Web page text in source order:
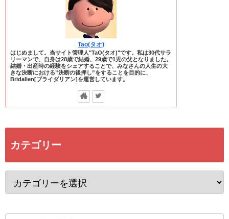
Tao(タオ)
はじめまして。当サイト管理人"TaO(タオ)"です。私は30代サラ
リーマンで、自身は28歳で結婚、29歳で1児の父となりました。
結婚・出産時の経験をシェアすることで、みなさんの人生の大
きな決断における”決断の後押し”をすることを目的に、
Bridalien[ブライダリアン]を運営しています。
カテゴリー